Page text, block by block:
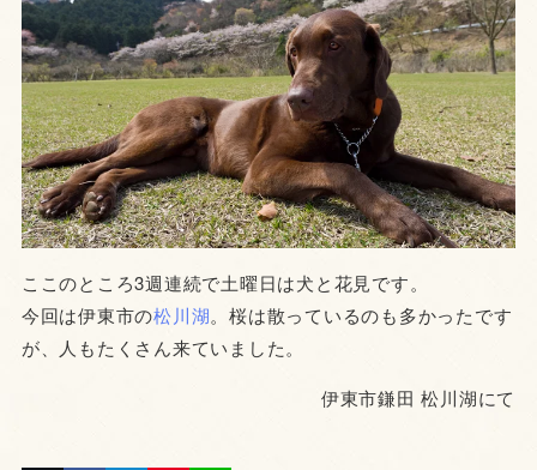
ここのところ3週連続で土曜日は犬と花見です。
今回は伊東市の松川湖。桜は散っているのも多かったです
が、人もたくさん来ていました。
伊東市鎌田 松川湖にて